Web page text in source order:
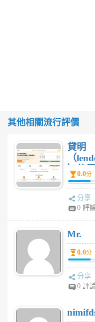
其他相關流行評價
貸明
（
）使
間貸
體驗
0.0分
分享
0 評
Mr.
0.0分
分享
0 評